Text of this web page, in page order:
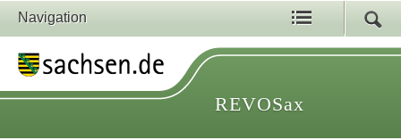
Navigation
REVOSax